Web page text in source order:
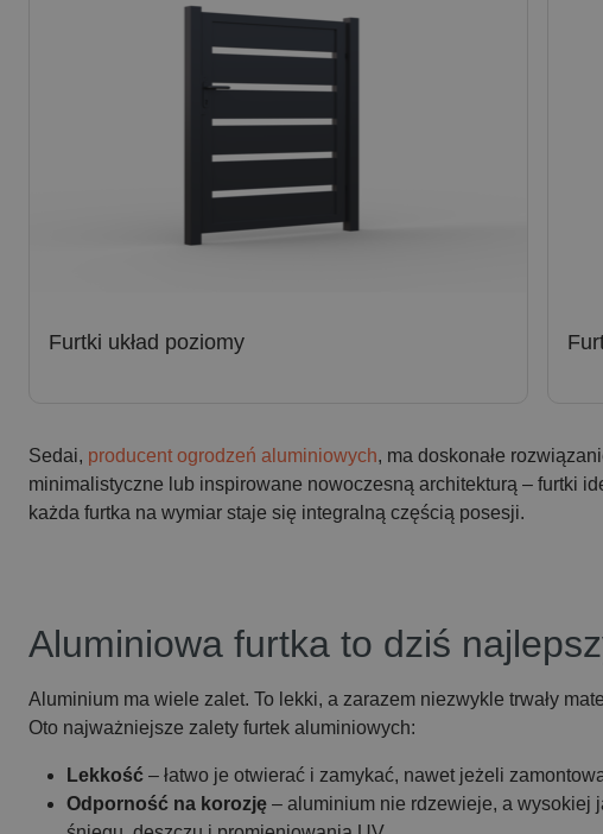
Furtki układ poziomy
Sedai, producent ogrodzeń aluminiowych, ma doskonałe
minimalistyczne lub inspirowane nowoczesną architekturą – furtki
każda furtka na wymiar staje się integralną częścią posesji.
Aluminiowa furtka to dziś
Aluminium ma wiele zalet. To lekki, a zarazem niezwykle trwały
Oto najważniejsze zalety furtek aluminiowych:
Lekkość – łatwo je otwierać i zamykać, nawet jeżeli
Odporność na korozję – aluminium nie rdzewieje, a wysokiej